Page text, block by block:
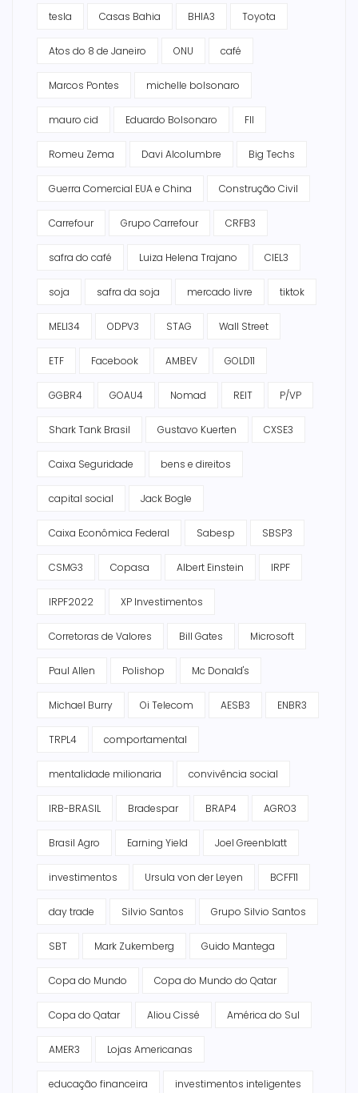
tesla Casas Bahia BHIA3 Toyota
Atos do 8 de Janeiro ONU café
Marcos Pontes michelle bolsonaro
mauro cid Eduardo Bolsonaro FII
Romeu Zema Davi Alcolumbre Big Techs
Guerra Comercial EUA e China Construção Civil
Carrefour Grupo Carrefour CRFB3
safra do café Luiza Helena Trajano CIEL3
soja safra da soja mercado livre tiktok
MELI34 ODPV3 STAG Wall Street
ETF Facebook AMBEV GOLD11
GGBR4 GOAU4 Nomad REIT P/VP
Shark Tank Brasil Gustavo Kuerten CXSE3
Caixa Seguridade bens e direitos
capital social Jack Bogle
Caixa Econômica Federal Sabesp SBSP3
CSMG3 Copasa Albert Einstein IRPF
IRPF2022 XP Investimentos
Corretoras de Valores Bill Gates Microsoft
Paul Allen Polishop Mc Donald's
Michael Burry Oi Telecom AESB3 ENBR3
TRPL4 comportamental
mentalidade milionaria convivência social
IRB-BRASIL Bradespar BRAP4 AGRO3
Brasil Agro Earning Yield Joel Greenblatt
investimentos Ursula von der Leyen BCFF11
day trade Silvio Santos Grupo Silvio Santos
SBT Mark Zukemberg Guido Mantega
Copa do Mundo Copa do Mundo do Qatar
Copa do Qatar Aliou Cissé América do Sul
AMER3 Lojas Americanas
educação financeira investimentos inteligentes